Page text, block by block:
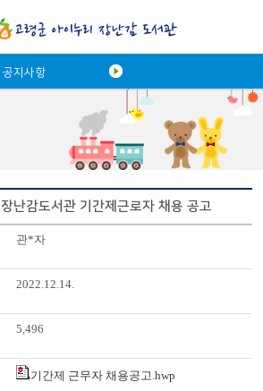
공지사항
난감도서관 기간제근로자 채용 공고
관*자
2022.12.14.
5,496
기간제 근무자 채용공고.hwp